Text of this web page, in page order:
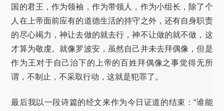
国的君王，作为领袖，作为带领人，作为小组长，除了个
人在上帝面前应有的道德生活的持守之外，还有自身职责
的尽心竭力，神让去做的就去行，神不让做的就不做，这
才算为敬虔。就像罗波安，虽然自己并未去拜偶像，但是
作为王对于自己治下的上帝的百姓拜偶像之事觉得无所
谓，不制止，不采取行动，这就是犯罪了。
最后我以一段诗篇的经文来作为今日证道的结束：“谁能